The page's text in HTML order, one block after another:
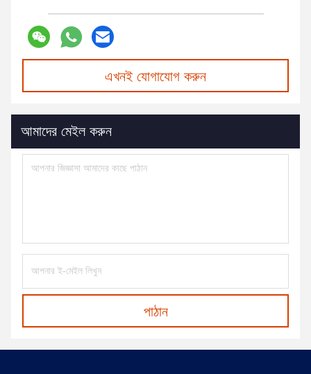
এখনই যোগাযোগ করুন
আমাদের মেইল ​​করুন
পাঠান